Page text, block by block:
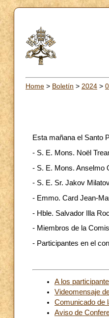
Home > Boletín > 2024 >
Esta mañana el Santo
- S. E. Mons. Noël
- S. E. Mons. Anselmo
- S. E. Sr. Jakov
- Emmo. Card Jean-
- Hble. Salvador Illa
- Miembros de la
- Participantes en el
A los
Videomensaje
Comunicado de
Aviso de